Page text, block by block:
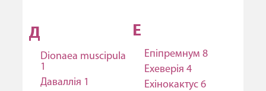
Д
Dionaea muscipula
1
Даваллія 1
E
Епіпремнум 8
Ехеверія 4
Ехінокактус 6